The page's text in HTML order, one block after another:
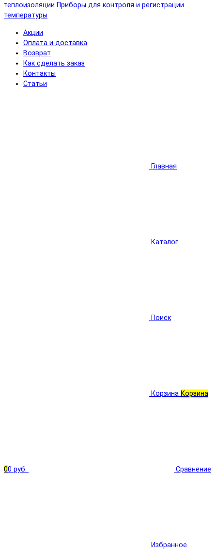
теплоизоляции Приборы для контроля и регистрации
температуры
Акции
Оплата и доставка
Возврат
Как сделать заказ
Контакты
Статьи
Главная
Каталог
Поиск
Корзина Корзина
00 руб. Сравнение
Избранное